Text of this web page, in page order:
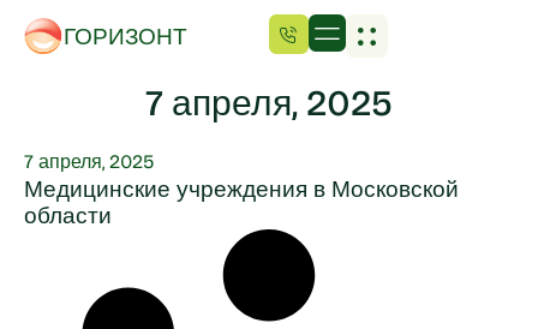
ГОРИЗОНТ
7 апреля, 2025
7 апреля, 2025
Медицинские учреждения в Московской
области